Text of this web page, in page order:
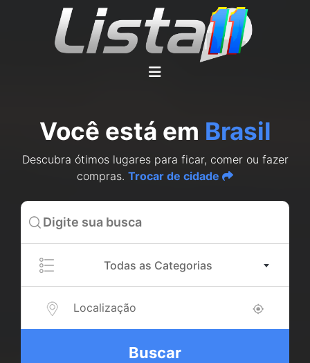
Você está em Brasil
Descubra ótimos lugares para ficar, comer ou fazer
compras. Trocar de cidade
Todas as Categorias
Localização
Buscar